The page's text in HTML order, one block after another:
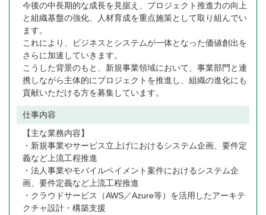
今後の中長期的な成長を見据え、プロジェクト推進力の向上
と組織基盤の強化、人材育成を重点施策として取り組んでい
ます。
これにより、ビジネスとシステムが一体となった価値創出を
さらに加速していきます。
こうした背景のもと、新規事業領域において、事業部門と連
携しながら主体的にプロジェクトを推進し、組織の進化にも
貢献いただける方を募集しています。
仕事内容
【主な業務内容】
・新規事業やサービス立上げにおけるシステム企画、要件定
義など上流工程推進
・法人事業やモバイルペイメント案件におけるシステム企
画、要件定義など上流工程推進
・クラウドサービス（AWS／Azure等）を活用したアーキテ
クチャ設計・構築支援